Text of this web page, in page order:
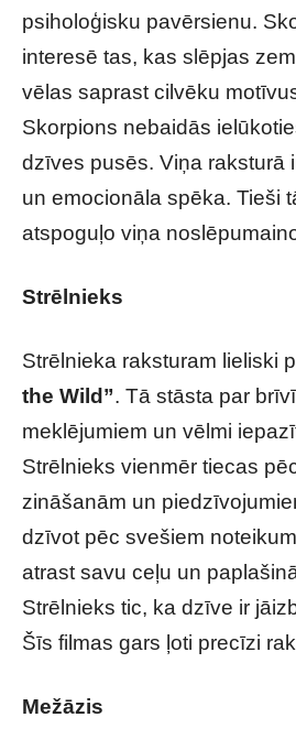
psiholoģisku pavērsienu.
interesē tas, kas slēpjas
vēlas saprast cilvēku
Skorpions nebaidās
dzīves pusēs. Viņa raksturā
un emocionāla spēka. Tieši
atspoguļo viņa
Strēlnieks
Strēlnieka raksturam lieliski
the Wild”. Tā stāsta par
meklējumiem un vēlmi
Strēlnieks vienmēr tiecas
zināšanām un
dzīvot pēc svešiem
atrast savu ceļu un
Strēlnieks tic, ka dzīve ir
Šīs filmas gars ļoti precīzi
Mežāzis